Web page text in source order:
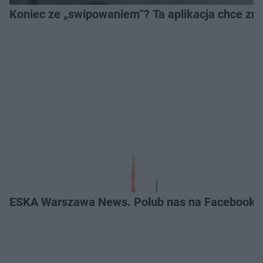
Koniec ze „swipowaniem”? Ta aplikacja chce
ESKA Warszawa News. Polub nas na